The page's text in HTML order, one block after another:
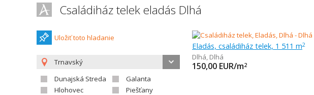
Családiház telek eladás Dlhá
Uložiť toto hladanie
Trnavský
Dunajská Streda
Galanta
Hlohovec
Piešťany
Eladás, családiház telek, 1 511 m2
Dlhá, Dlhá
150,00 EUR/m2